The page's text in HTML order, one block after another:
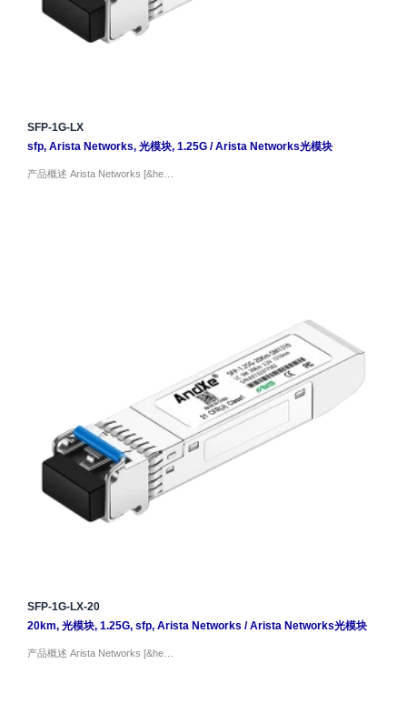
SFP-1G-LX
sfp, Arista Networks, 光模块, 1.25G/Arista Networks光模块
产品概述 Arista Networks [&he…
SFP-1G-LX-20
20km, 光模块, 1.25G, sfp, Arista Networks /Arista Networks光模块
产品概述 Arista Networks [&he…